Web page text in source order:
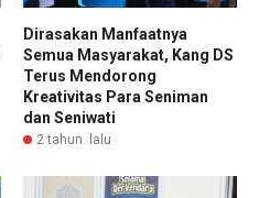
Dirasakan Manfaatnya
Semua Masyarakat, Kang DS
Terus Mendorong
Kreativitas Para Seniman
dan Seniwati
2 tahun lalu